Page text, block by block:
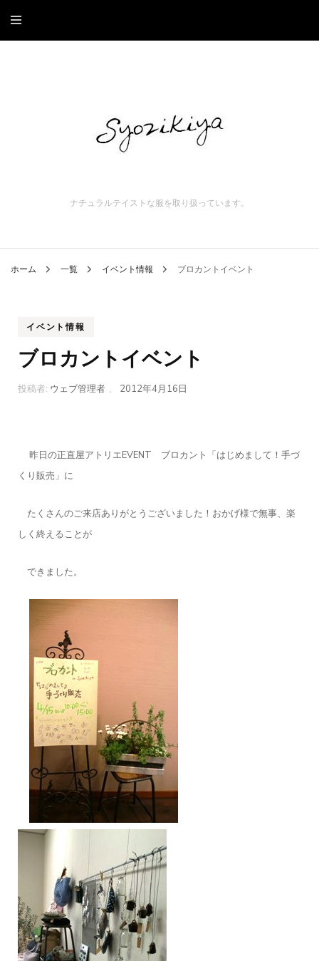
ナチュラルテイストな服を取り扱っています。
ホーム 一覧 イベント情報 ブロカントイベント
イベント情報
ブロカントイベント
投稿者: ウェブ管理者 、 2012年4月16日
昨日の正直屋アトリエEVENT ブロカント「はじめまして！手づ
くり販売」に
たくさんのご来店ありがとうございました！おかげ様で無事、楽
しく終えることが
できました。